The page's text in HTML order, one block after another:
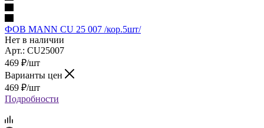
ФОВ MANN CU 25 007 /кор.5шт/
Нет в наличии
Арт.: CU25007
469 ₽/шт
Варианты цен
469 ₽/шт
Подробности